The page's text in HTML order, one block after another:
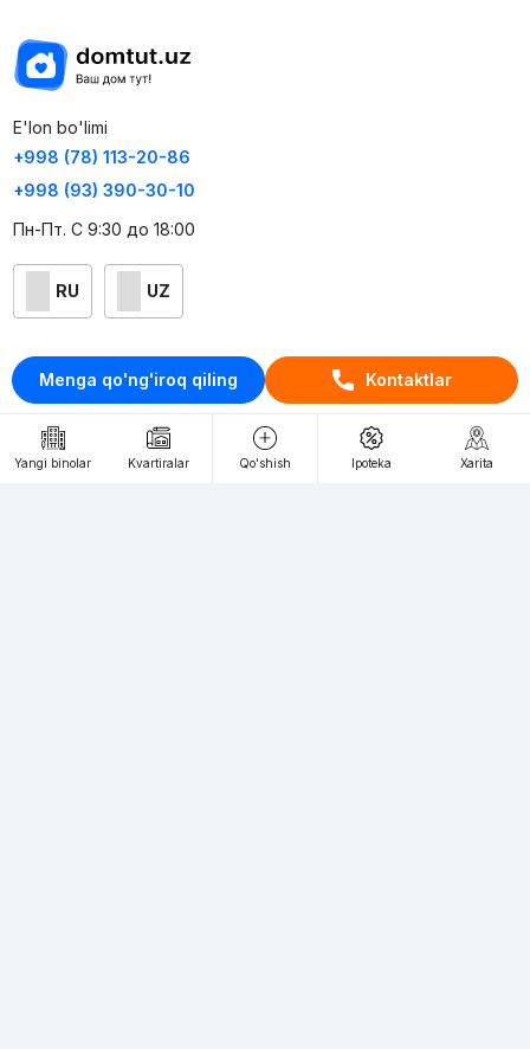
Menga qo'ng'iroq qiling Kontaktlar
Yangi binolar Kvartiralar Qo'shish Ipoteka Xarita
E'lon bo'limi
+998 (78) 113-20-86
+998 (93) 390-30-10
Пн-Пт. С 9:30 до 18:00
RU UZ
Kontaktlar
loyiha haqida
Webnow © loyihasi